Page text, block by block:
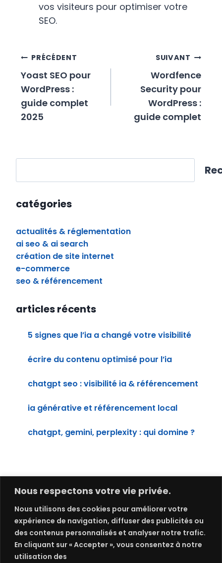
Nous respectons votre vie privée.
Nous utilisons des cookies pour améliorer votre
expérience de navigation, diffuser des publicités ou
des contenus personnalisés et analyser notre trafic.
En cliquant sur « Accepter », vous consentez à notre
utilisation des
vos visiteurs pour optimiser votre
SEO.
Navigation
l’article
PRÉCÉDENT
Yoast SEO pour
WordPress :
guide complet
2025
SUIVANT
Wordfence
Security pour
WordPress :
guide complet
catégories
actualités & réglementation
ai seo & ai search
création de site internet
e-commerce
seo & référencement
articles récents
5 signes que l’ia a changé votre visibilité
écrire du contenu optimisé pour l’ia
chatgpt seo : visibilité ia & référencement
ia générative et référencement local
chatgpt, gemini, perplexity : qui domine ?